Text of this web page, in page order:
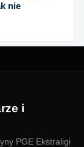
nie
i
PGE Ekstraligi